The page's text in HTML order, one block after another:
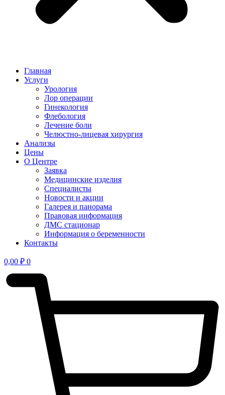
Главная
Услуги
Урология
Лор операции
Гинекология
Флебология
Лечение боли
Челюстно-лицевая хирургия
Анализы
Цены
О Центре
Заявка
Медицинские изделия
Специалисты
Новости и акции
Галерея и панорама
Правовая информация
ДМС стационар
Информация о беременности
Контакты
0,00 ₽ 0